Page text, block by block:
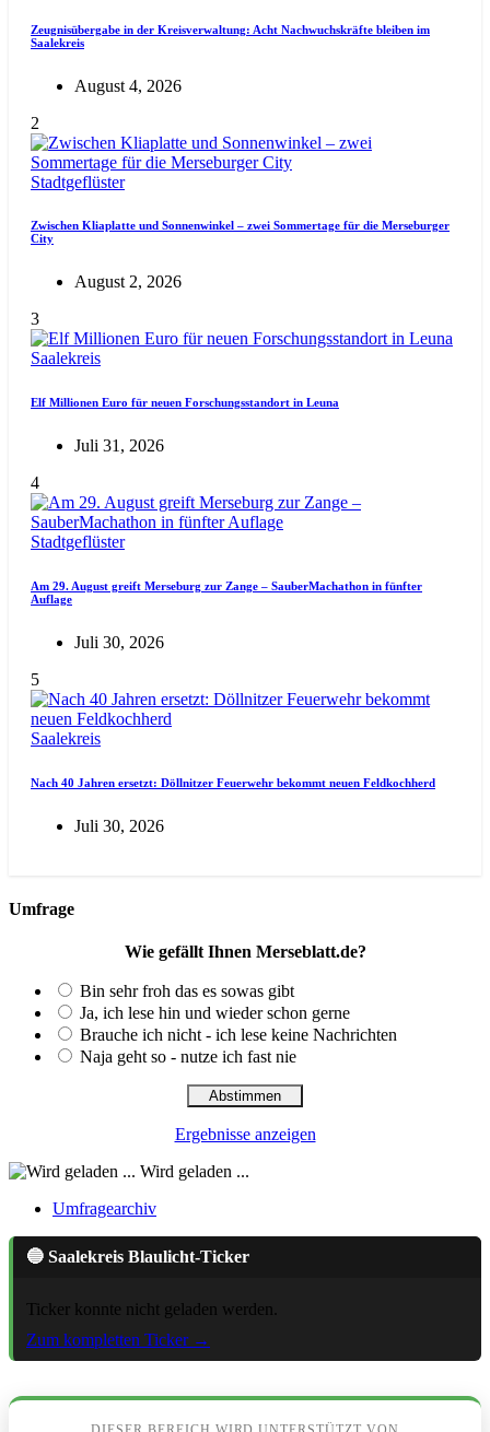
Zeugnisübergabe in der Kreisverwaltung: Acht Nachwuchskräfte bleiben im
Saalekreis
August 4, 2026
2
Stadtgeflüster
Zwischen Kliaplatte und Sonnenwinkel – zwei Sommertage für die Merseburger
City
August 2, 2026
3
Saalekreis
Elf Millionen Euro für neuen Forschungsstandort in Leuna
Juli 31, 2026
4
Stadtgeflüster
Am 29. August greift Merseburg zur Zange – SauberMachathon in fünfter
Auflage
Juli 30, 2026
5
Saalekreis
Nach 40 Jahren ersetzt: Döllnitzer Feuerwehr bekommt neuen Feldkochherd
Juli 30, 2026
Umfrage
Wie gefällt Ihnen Merseblatt.de?
Bin sehr froh das es sowas gibt
Ja, ich lese hin und wieder schon gerne
Brauche ich nicht - ich lese keine Nachrichten
Naja geht so - nutze ich fast nie
Ergebnisse anzeigen
Wird geladen ...
Umfragearchiv
🔵 Saalekreis Blaulicht-Ticker
Ticker konnte nicht geladen werden.
Zum kompletten Ticker →